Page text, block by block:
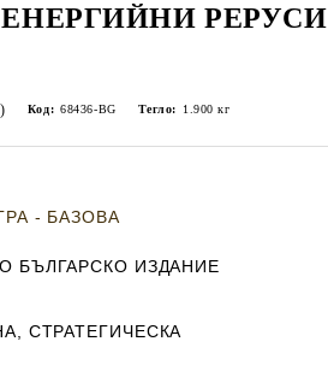
ЕНЕРГИЙНИ РЕРУСИ
Код: 68436-BG Тегло: 1.900 кг
- БАЗОВА
БЪЛГАРСКО ИЗДАНИЕ
СТРАТЕГИЧЕСКА